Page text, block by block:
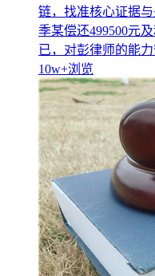
链，找准核心证据
季某偿还499500元
已，对彭律师的能力
10w+浏览